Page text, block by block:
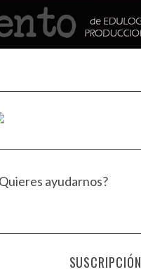
ayudarnos?
SUSCRIPCIÓN